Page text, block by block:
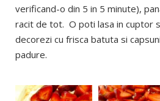
verificand-o din 5 in 5 minute),
racit de tot. O poti lasa in cuptor
decorezi cu frisca batuta si
padure.